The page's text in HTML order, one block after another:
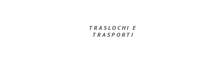
TRASLOCHI E
TRASPORTI​